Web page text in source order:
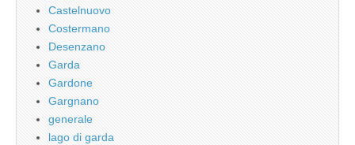
Castelnuovo
Costermano
Desenzano
Garda
Gardone
Gargnano
generale
lago di garda